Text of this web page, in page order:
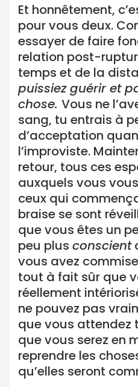
Et honnêtement,
pour vous deux.
essayer de faire
relation post-
temps et de la
puissiez guérir et
chose. Vous ne
sang, tu entrais à
d’acceptation
l’improviste.
retour, tous ces
auxquels vous
ceux qui
braise se sont
que vous êtes un
peu plus conscient
vous avez
tout à fait sûr que
réellement
ne pouvez pas
que vous attendez
que vous serez en
reprendre les
qu’elles seront